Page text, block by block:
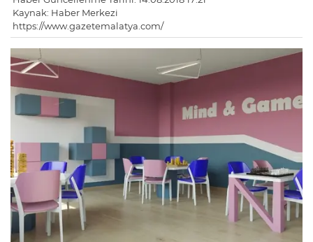
Kaynak: Haber Merkezi
https://www.gazetemalatya.com/